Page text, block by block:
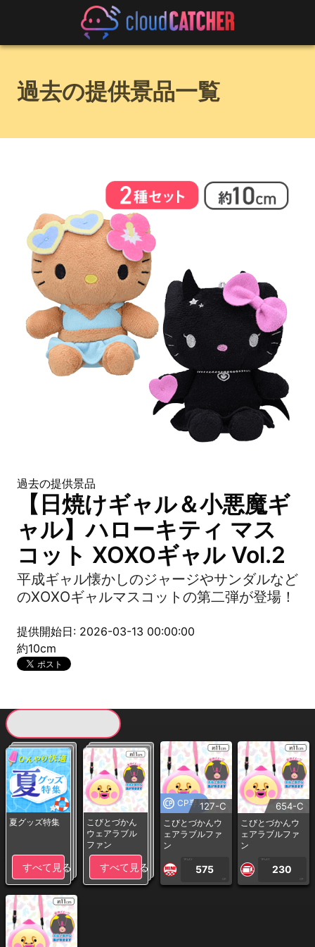
過去の提供景品一覧
過去の提供景品
【日焼けギャル＆小悪魔ギ
ャル】ハローキティ マス
コット XOXOギャル Vol.2
平成ギャル懐かしのジャージやサンダルなど
のXOXOギャルマスコットの第二弾が登場！
提供開始日: 2026-03-13 00:00:00
約10cm
夏グッズ特集
すべて見る
こびとづかん
ウェアラブル
ファン
すべて見る
CP専用127-C
こびとづかんウ
ェアラブルファ
ン
1PLAY
575
CP
654-C
こびとづかんウ
ェアラブルファ
ン
1PLAY
230
CP